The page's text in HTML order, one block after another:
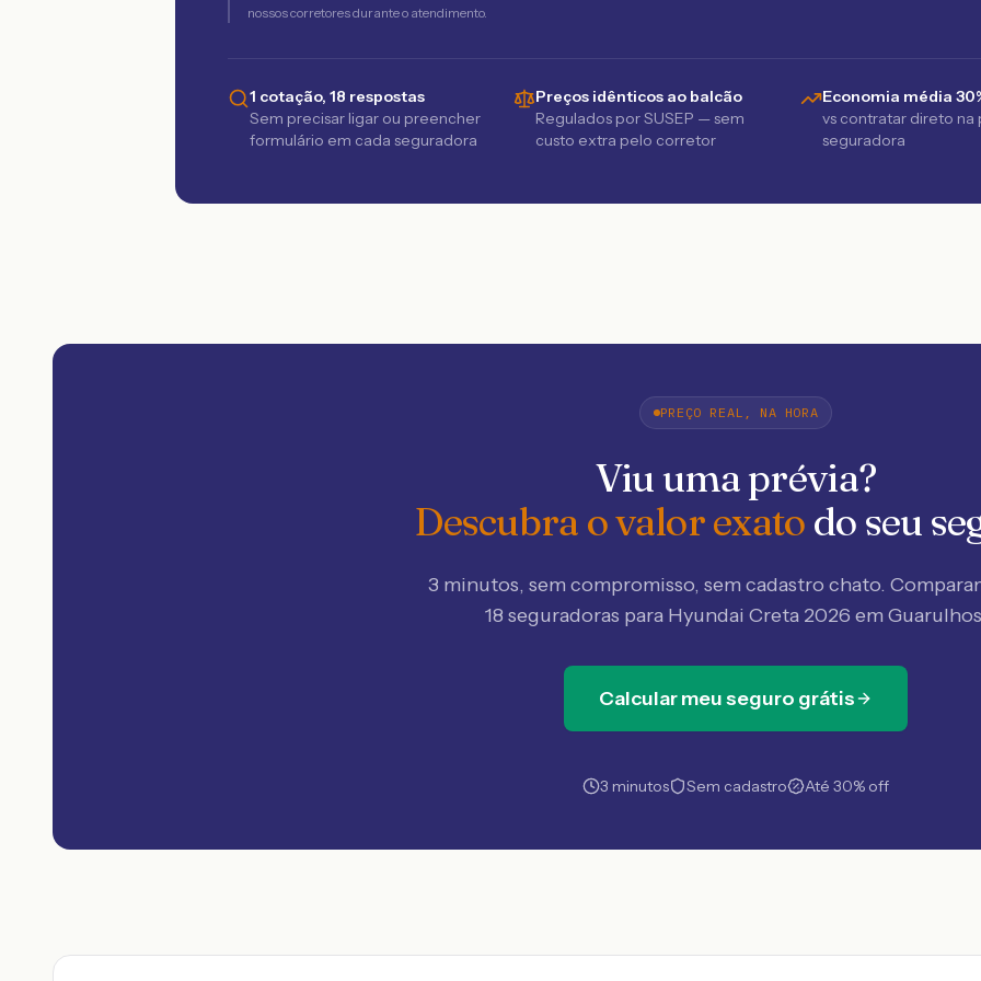
nossos corretores durante o atendimento.
1 cotação, 18 respostas
Sem precisar ligar ou preencher
formulário em cada seguradora
Preços idênticos ao balcão
Regulados por SUSEP — sem
custo extra pelo corretor
Economia média
vs contratar direto na
seguradora
PREÇO REAL, NA HORA
Viu uma prévia?
Descubra o valor exato do seu
3 minutos, sem compromisso, sem cadastro chato.
18 seguradoras para Hyundai Creta 2026 em Guarulhos
Calcular meu seguro grátis
3 minutos Sem cadastro Até 30% off